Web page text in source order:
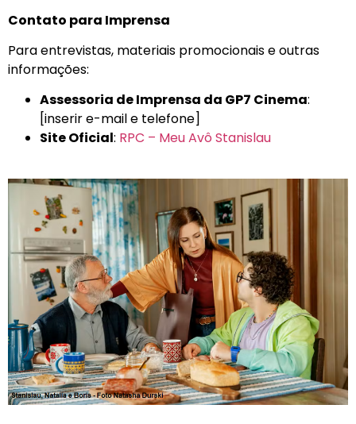
Contato para Imprensa
Para entrevistas, materiais promocionais e outras
informações:
Assessoria de Imprensa da GP7 Cinema:
[inserir e-mail e telefone]
Site Oficial: RPC – Meu Avô Stanislau